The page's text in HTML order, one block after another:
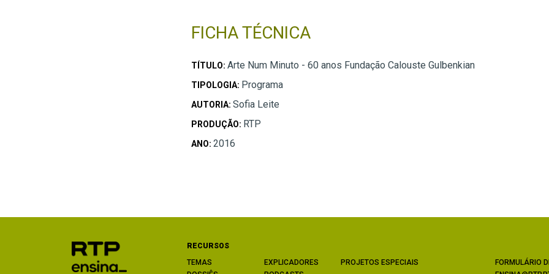
FICHA TÉCNICA
TÍTULO: Arte Num Minuto - 60 anos Fundação Calouste Gulbenkian
TIPOLOGIA: Programa
AUTORIA: Sofia Leite
PRODUÇÃO: RTP
ANO: 2016
RECURSOS
TEMAS
EXPLICADORES
PROJETOS ESPECIAIS
FORMULÁRIO